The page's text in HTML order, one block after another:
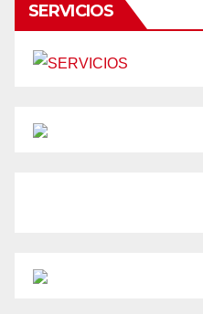
SERVICIOS